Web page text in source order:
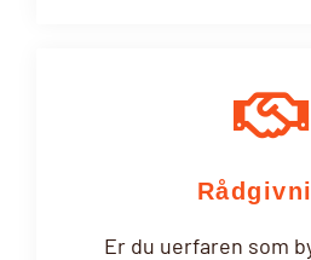
Er du uerfaren som